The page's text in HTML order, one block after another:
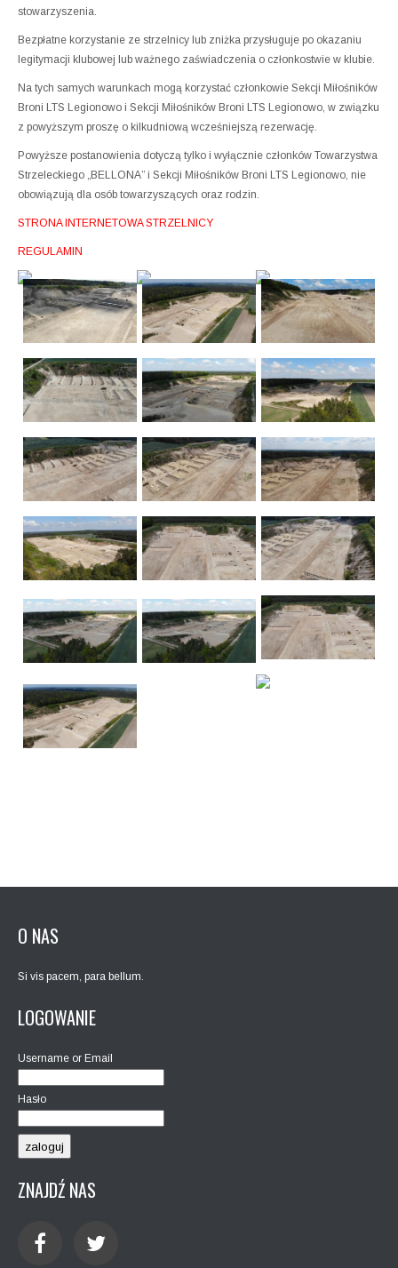
stowarzyszenia.
Bezpłatne korzystanie ze strzelnicy lub zniżka przysługuje po okazaniu
legitymacji klubowej lub ważnego zaświadczenia o członkostwie w klubie.
Na tych samych warunkach mogą korzystać członkowie Sekcji Miłośników
Broni LTS Legionowo i Sekcji Miłośników Broni LTS Legionowo, w związku
z powyższym proszę o kilkudniową wcześniejszą rezerwację.
Powyższe postanowienia dotyczą tylko i wyłącznie członków Towarzystwa
Strzeleckiego „BELLONA” i Sekcji Miłośników Broni LTS Legionowo, nie
obowiązują dla osób towarzyszących oraz rodzin.
STRONA INTERNETOWA STRZELNICY
REGULAMIN
O NAS
Si vis pacem, para bellum.
LOGOWANIE
Username or Email
Hasło
ZNAJDŹ NAS